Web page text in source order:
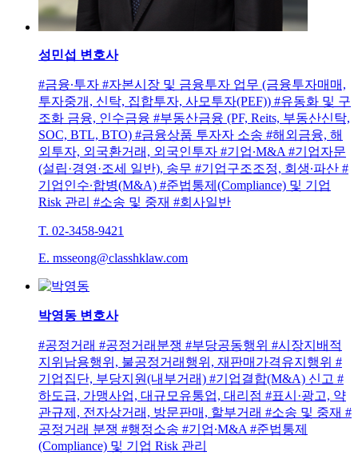
성민섭 변호사
#금융∙투자 #자본시장 및 금융투자 업무 (금융투자매매,
투자중개, 신탁, 집합투자, 사모투자(PEF)) #유동화 및 구
조화 금융, 인수금융 #부동산금융 (PF, Reits, 부동산신탁,
SOC, BTL, BTO) #금융상품 투자자 소송 #해외금융, 해
외투자, 외국환거래, 외국인투자 #기업∙M&A #기업자문
(설립·경영·조세 일반), 송무 #기업구조조정, 회생∙파산 #
기업인수∙합병(M&A) #준법통제(Compliance) 및 기업
Risk 관리 #소송 및 중재 #회사일반
T. 02-3458-9421
E. msseong@classhklaw.com
박영동 변호사
#공정거래 #공정거래분쟁 #부당공동행위 #시장지배적
지위남용행위, 불공정거래행위, 재판매가격유지행위 #
기업집단, 부당지원(내부거래) #기업결합(M&A) 신고 #
하도급, 가맹사업, 대규모유통업, 대리점 #표시·광고, 약
관규제, 전자상거래, 방문판매, 할부거래 #소송 및 중재 #
공정거래 분쟁 #행정소송 #기업∙M&A #준법통제
(Compliance) 및 기업 Risk 관리